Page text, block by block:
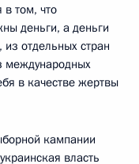
в том, что
деньги, а деньги
отдельных стран
международных
в качестве жертвы
кампании
власть